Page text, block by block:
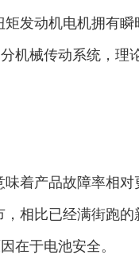
发动机电机拥有
机械传动系统，
着产品故障率相
相比已经满街跑
在于电池安全。